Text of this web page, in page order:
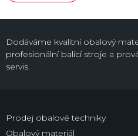
Dodáváme kvalitní obalový
profesionální balící stroje a
servis.
Prodej obalové techniky
Obalový materiál